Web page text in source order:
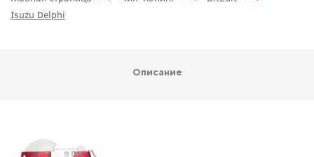
Isuzu Delphi
Описание